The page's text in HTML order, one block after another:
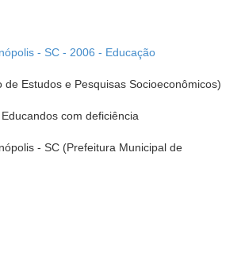
- SC - 2006 - Educação
de Estudos e Pesquisas Socioeconômicos)
com deficiência
- SC (Prefeitura Municipal de